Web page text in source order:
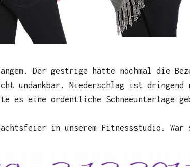
Der gestrige hätte nochmal die
undankbar. Niederschlag ist dringend
es eine ordentliche Schneeunterlage
in unserem Fitnessstudio.